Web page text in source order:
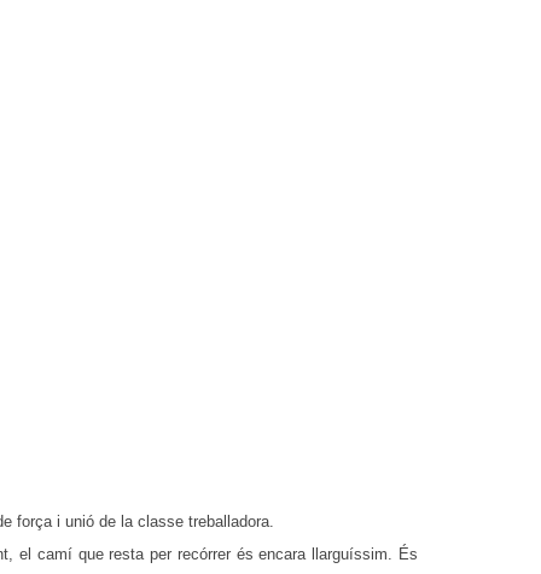
força i unió de la classe treballadora.
el camí que resta per recórrer és encara llarguíssim. És